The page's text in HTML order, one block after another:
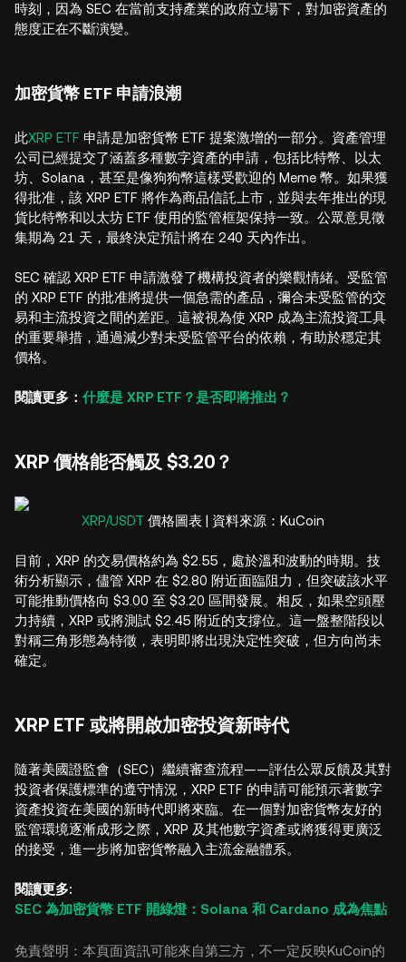
時刻，因為 SEC 在當前支持產業的政府立場下，對加密資產的
態度正在不斷演變。
加密貨幣 ETF 申請浪潮
此XRP ETF 申請是加密貨幣 ETF 提案激增的一部分。資產管理
公司已經提交了涵蓋多種數字資產的申請，包括比特幣、以太
坊、Solana，甚至是像狗狗幣這樣受歡迎的 Meme 幣。如果獲
得批准，該 XRP ETF 將作為商品信託上市，並與去年推出的現
貨比特幣和以太坊 ETF 使用的監管框架保持一致。公眾意見徵
集期為 21 天，最終決定預計將在 240 天內作出。
SEC 確認 XRP ETF 申請激發了機構投資者的樂觀情緒。受監管
的 XRP ETF 的批准將提供一個急需的產品，彌合未受監管的交
易和主流投資之間的差距。這被視為使 XRP 成為主流投資工具
的重要舉措，通過減少對未受監管平台的依賴，有助於穩定其
價格。
閱讀更多： 什麼是 XRP ETF？是否即將推出？
XRP 價格能否觸及 $3.20？
XRP/USDT 價格圖表 | 資料來源：KuCoin
目前，XRP 的交易價格約為 $2.55，處於溫和波動的時期。技
術分析顯示，儘管 XRP 在 $2.80 附近面臨阻力，但突破該水平
可能推動價格向 $3.00 至 $3.20 區間發展。相反，如果空頭壓
力持續，XRP 或將測試 $2.45 附近的支撐位。這一盤整階段以
對稱三角形態為特徵，表明即將出現決定性突破，但方向尚未
確定。
XRP ETF 或將開啟加密投資新時代
隨著美國證監會（SEC）繼續審查流程——評估公眾反饋及其對
投資者保護標準的遵守情況，XRP ETF 的申請可能預示著數字
資產投資在美國的新時代即將來臨。在一個對加密貨幣友好的
監管環境逐漸成形之際，XRP 及其他數字資產或將獲得更廣泛
的接受，進一步將加密貨幣融入主流金融體系。
閱讀更多:
SEC 為加密貨幣 ETF 開綠燈：Solana 和 Cardano 成為焦點
免責聲明：本頁面資訊可能來自第三方，不一定反映KuCoin的